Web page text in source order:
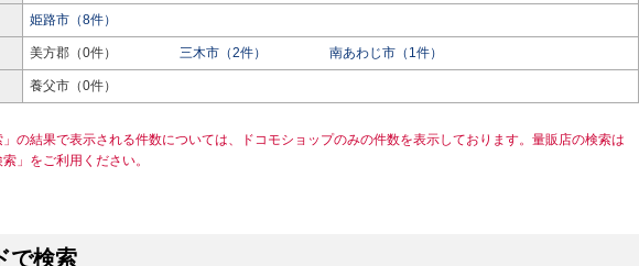
姫路市（8件）
美方郡（0件） 三木市（2件） 南あわじ市（1件）
養父市（0件）
」の結果で表示される件数については、ドコモショップのみの件数を表示しております。量販店の検索は
」をご利用ください。
で検索